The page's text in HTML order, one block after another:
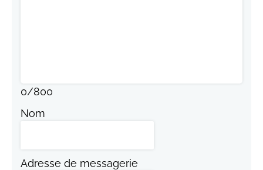
0/800
Nom
Adresse de messagerie